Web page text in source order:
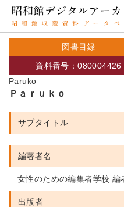
図書目録
Paruko
資料番号：080004426
Ｐａｒｕｋｏ
サブタイトル
編著者名
女性のための編集者学校 編
出版者